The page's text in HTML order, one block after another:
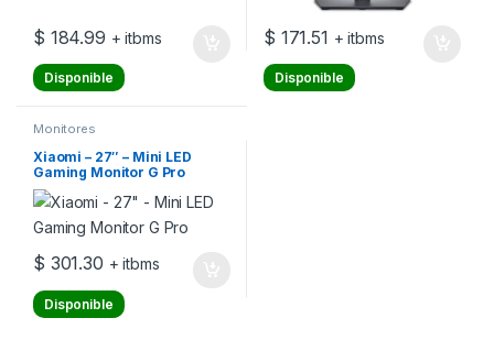
$ 184.99 + itbms
Disponible
$ 171.51 + itbms
Disponible
Monitores
Xiaomi – 27″ – Mini LED
Gaming Monitor G Pro
$ 301.30 + itbms
Disponible